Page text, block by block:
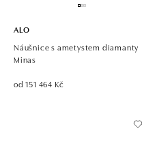
ALO
Náušnice s ametystem diamanty
Minas
od 151 464 Kč